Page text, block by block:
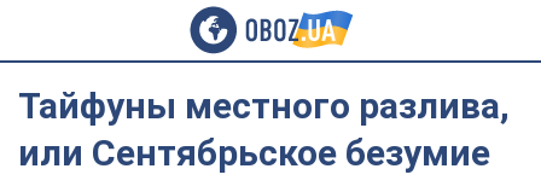
Тайфуны местного разлива,
или Сентябрьское безумие